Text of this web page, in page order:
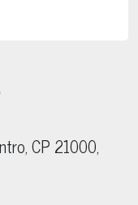
, CP 21000,